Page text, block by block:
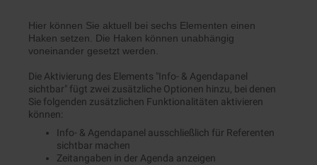
Hier können Sie aktuell bei sechs Elementen einen
Haken setzen. Die Haken können unabhängig
voneinander gesetzt werden.
Die Aktivierung des Elements "Info- & Agendapanel
sichtbar" fügt zwei zusätzliche Optionen hinzu, bei denen
Sie folgenden zusätzlichen Funktionalitäten aktivieren
können:
Info- & Agendapanel ausschließlich für Referenten
sichtbar machen
Zeitangaben in der Agenda anzeigen